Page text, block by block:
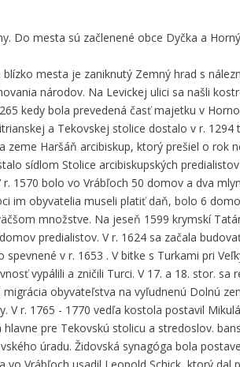
Do mesta sú začlenené obce Dyčka a
mesta je zaniknutý Zemný hrad s
národov. Na Levickej ulici sa našli
kedy bola prevedená časť majetku v
a Tekovskej stolice dostalo v r.
zeme Haršáň arcibiskup, ktorý prešiel o rok
sídlom Stolice arcibiskupských
r. 1570 bolo vo Vrábľoch 50 domov a dva
im obyvatelia museli platiť daň, bolo 6
množstve. Na jeseň 1599 krymskí
predialistov. V r. 1624 sa začala
v r. 1653 . V bitke s Turkami pri
vypálili a zničili Turci. V 17. a 18. stor.
migrácia obyvateľstva na vyľudnenú Dolnú
V r. 1765 - 1770 vedľa kostola postavil
pre Tekovskú stolicu a stredoslov.
úradu. Židovská synagóga bola